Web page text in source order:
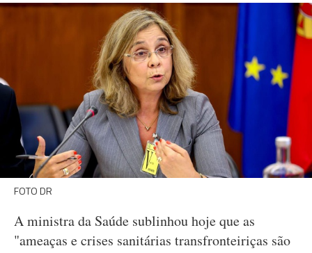
FOTO DR
A ministra da Saúde sublinhou hoje que as
"ameaças e crises sanitárias transfronteiriças são